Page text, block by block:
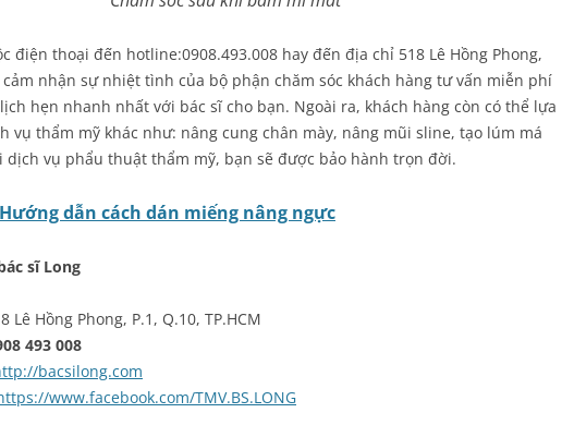
điện thoại đến hotline:0908.493.008 hay đến địa chỉ 518 Lê Hồng Phong,
cảm nhận sự nhiệt tình của bộ phận chăm sóc khách hàng tư vấn miễn phí
hẹn nhanh nhất với bác sĩ cho bạn. Ngoài ra, khách hàng còn có thể lựa
vụ thẩm mỹ khác như: nâng cung chân mày, nâng mũi sline, tạo lúm má
vụ phẩu thuật thẩm mỹ, bạn sẽ được bảo hành trọn đời.
Hướng dẫn cách dán miếng nâng ngực
sĩ Long
Lê Hồng Phong, P.1, Q.10, TP.HCM
493 008
bacsilong.com
www.facebook.com/TMV.BS.LONG